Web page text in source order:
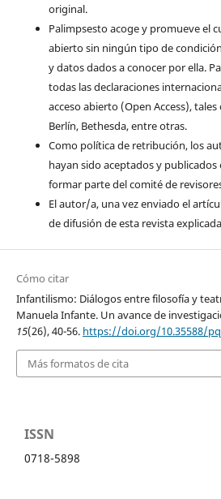
original.
Palimpsesto acoge y promueve el
abierto sin ningún tipo de
y datos dados a conocer por ella.
todas las declaraciones
acceso abierto (Open Access),
Berlín, Bethesda, entre otras.
Como política de retribución, los
hayan sido aceptados y publicados
formar parte del comité de
El autor/a, una vez enviado el
de difusión de esta revista
Cómo citar
Infantilismo: Diálogos entre filosofía y
Manuela Infante. Un avance de
15(26), 40-56. https://doi.org/10.35588/
Más formatos de cita
ISSN
0718-5898